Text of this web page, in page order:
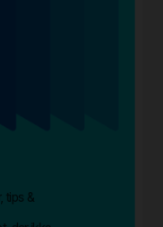
tips &